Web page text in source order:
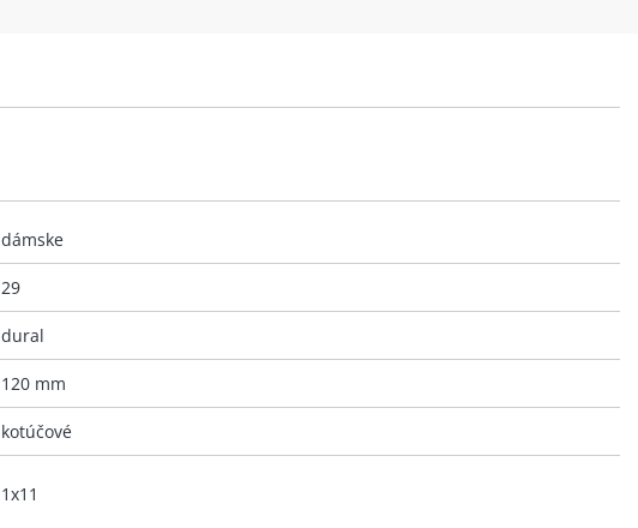
dámske
29
dural
120 mm
kotúčové
1x11